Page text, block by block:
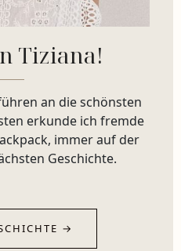
Tiziana!
an die schönsten
erkunde ich fremde
immer auf der
Geschichte.
→